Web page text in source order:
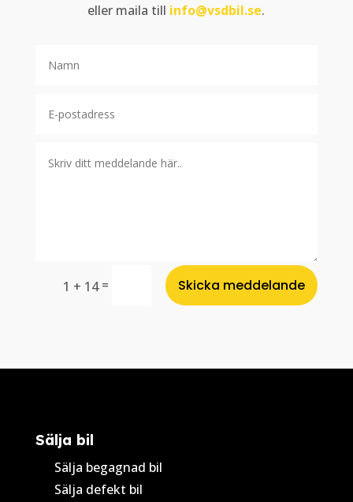
eller maila till info@vsdbil.se.
1 + 14= Skicka meddelande
Sälja bil
Sälja begagnad bil
Sälja defekt bil